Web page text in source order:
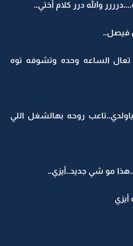
والله درر كلام أختي..
فيصل..
الساعه وحده وتشوفه توه
روحه بهالشغل اللي
مو شي جديد..أيزي..